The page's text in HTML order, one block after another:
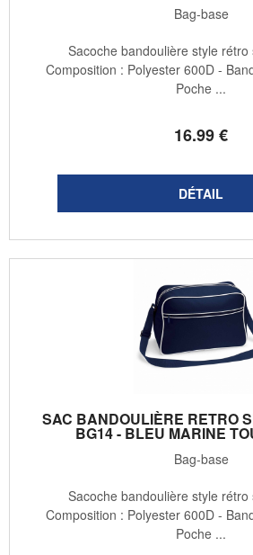
Bag-base
16.99€
Sacoche bandoulière style
Composition : Polyester 600D -
Poche ...
SAC BANDOULIÈRE RETRO
BG14 - BLEU MARINE
Bag-base
Sacoche bandoulière style
Composition : Polyester 600D -
Poche ...